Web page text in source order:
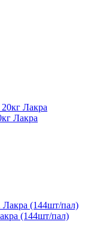
Лакра
(144шт/пал)